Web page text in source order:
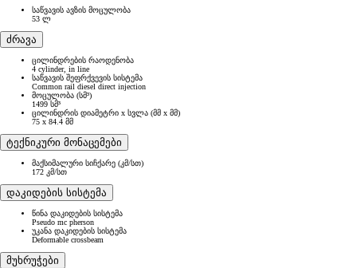
საწვავის ავზის მოცულობა
53 ლ
ძრავა
ცილინდრების რაოდენობა
4 cylinder, in line
საწვავის შეფრქვევის სისტემა
Common rail diesel direct injection
მოცულობა (სმ³)
1499 სმ³
ცილინდრის დიამეტრი x სვლა (მმ x მმ)
75 x 84.4 მმ
ტექნიკური მონაცემები
მაქსიმალური სიჩქარე (კმ/სთ)
172 კმ/სთ
დაკიდების სისტემა
წინა დაკიდების სისტემა
Pseudo mc pherson
უკანა დაკიდების სისტემა
Deformable crossbeam
მუხრუჭები